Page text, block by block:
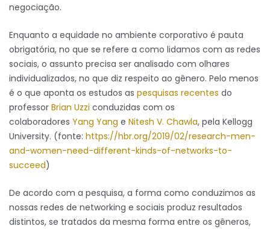
negociação.
Enquanto a equidade no ambiente corporativo é pauta
obrigatória, no que se refere a como lidamos com as redes
sociais, o assunto precisa ser analisado com olhares
individualizados, no que diz respeito ao gênero. Pelo menos
é o que aponta os estudos as pesquisas recentes do
professor Brian Uzzi conduzidas com os
colaboradores Yang Yang e Nitesh V. Chawla, pela Kellogg
University. (fonte: https://hbr.org/2019/02/research-men-
and-women-need-different-kinds-of-networks-to-
succeed)
De acordo com a pesquisa, a forma como conduzimos as
nossas redes de networking e sociais produz resultados
distintos, se tratados da mesma forma entre os gêneros,